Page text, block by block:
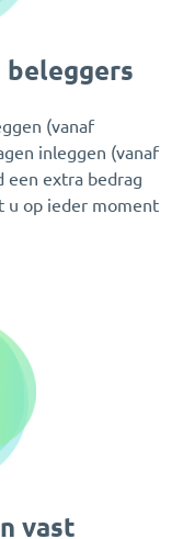
(vanaf
inleggen (vanaf
een extra bedrag
u op ieder moment
vast